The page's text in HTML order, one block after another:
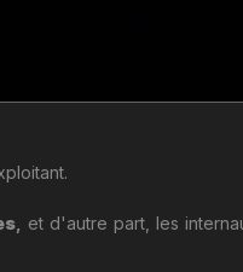
et d'autre part, les